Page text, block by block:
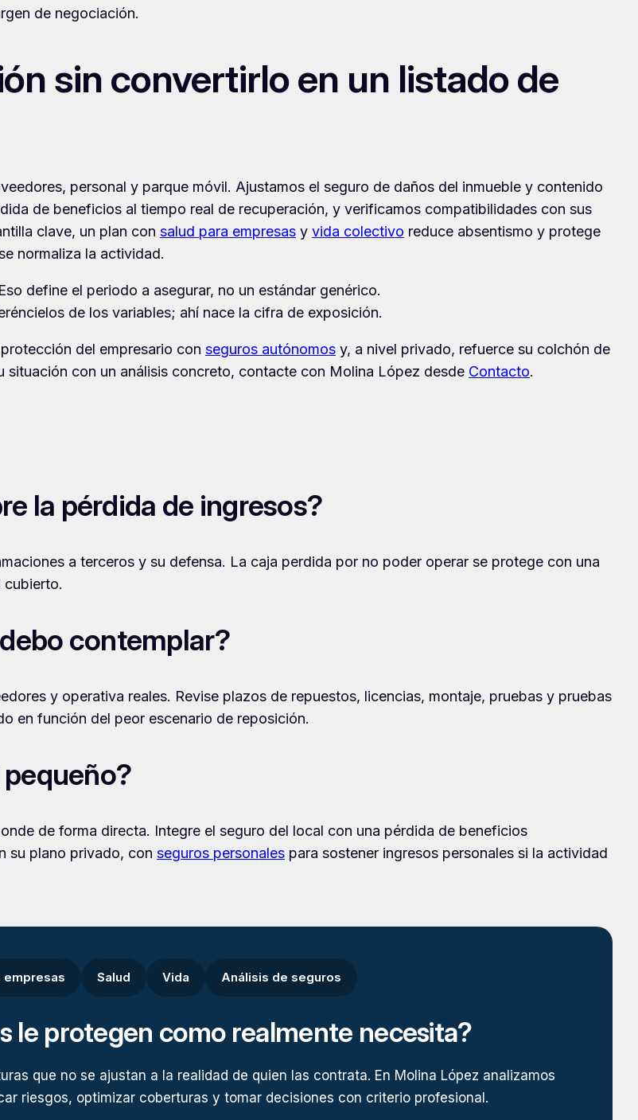
de negociación.
sin convertirlo en un listado de
personal y parque móvil. Ajustamos el seguro de daños del inmueble y contenido
de beneficios al tiempo real de recuperación, y verificamos compatibilidades con sus
clave, un plan con salud para empresas y vida colectivo reduce absentismo y protege
normaliza la actividad.
define el periodo a asegurar, no un estándar genérico.
de los variables; ahí nace la cifra de exposición.
del empresario con seguros autónomos y, a nivel privado, refuerce su colchón de
situación con un análisis concreto, contacte con Molina López desde Contacto.
la pérdida de ingresos?
a terceros y su defensa. La caja perdida por no poder operar se protege con una
cubierto.
contemplar?
y operativa reales. Revise plazos de repuestos, licencias, montaje, pruebas y pruebas
en función del peor escenario de reposición.
de forma directa. Integre el seguro del local con una pérdida de beneficios
su plano privado, con seguros personales para sostener ingresos personales si la actividad
empresas Salud Vida Análisis de seguros
le protegen como realmente necesita?
que no se ajustan a la realidad de quien las contrata. En Molina López analizamos
riesgos, optimizar coberturas y tomar decisiones con criterio profesional.